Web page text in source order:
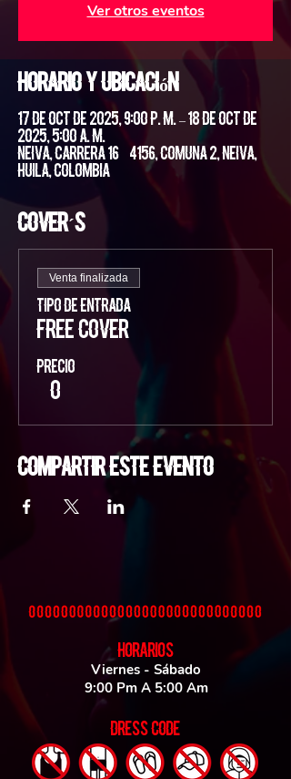
Ver otros eventos
Horario y ubicación
17 de oct de 2025, 9:00 p. m. – 18 de oct de
2025, 5:00 a. m.
Neiva, Carrera 16 #4156, Comuna 2, Neiva,
Huila, Colombia
Cover´s
Venta finalizada
Tipo de entrada
FREE COVER
Precio
$ 0
Compartir este evento
HORARIOS
Viernes - Sábado
9:00 Pm A 5:00 Am
DRESS CODE